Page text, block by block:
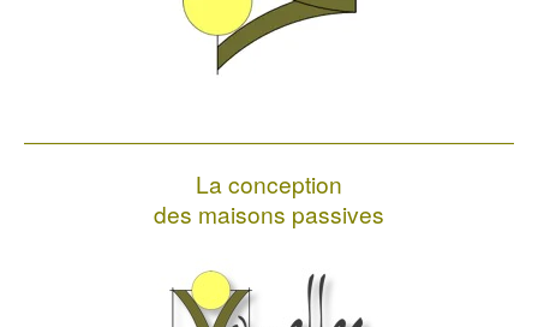
La conception
des maisons passives